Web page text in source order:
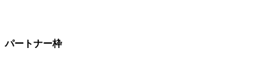
パートナー枠